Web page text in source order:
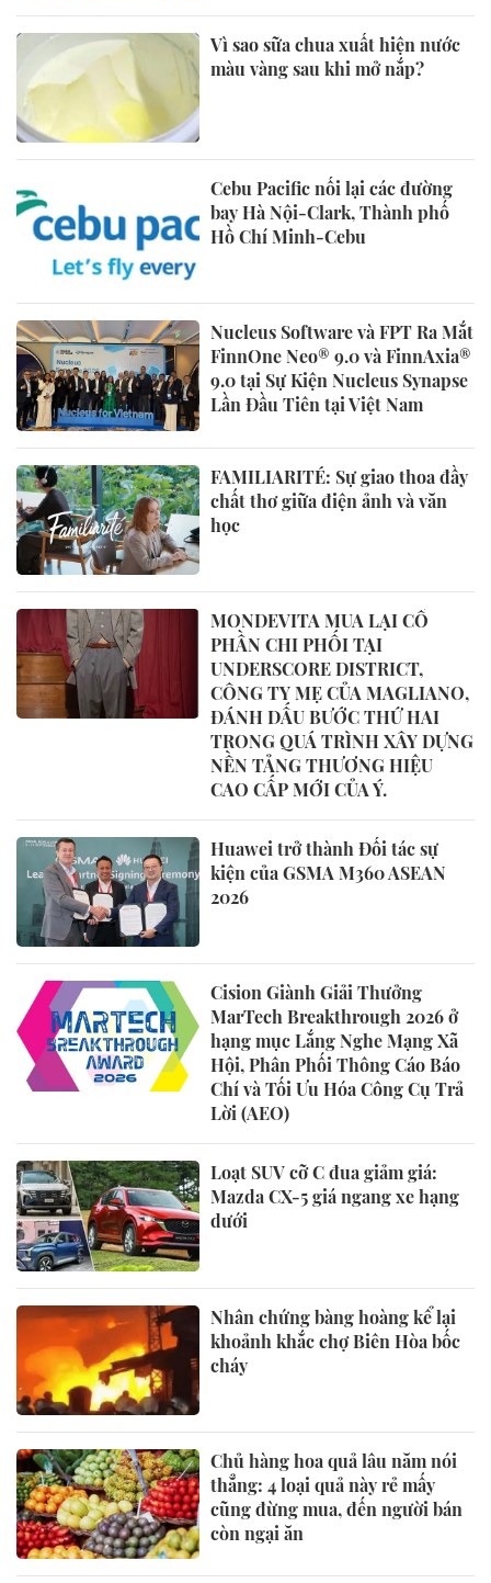
Vì sao sữa chua xuất hiện nước
màu vàng sau khi mở nắp?
Cebu Pacific nối lại các đường
bay Hà Nội-Clark, Thành phố
Hồ Chí Minh-Cebu
Nucleus Software và FPT Ra Mắt
FinnOne Neo® 9.0 và FinnAxia®
9.0 tại Sự Kiện Nucleus Synapse
Lần Đầu Tiên tại Việt Nam
FAMILIARITÉ: Sự giao thoa đầy
chất thơ giữa điện ảnh và văn
học
MONDEVITA MUA LẠI CỔ
PHẦN CHI PHỐI TẠI
UNDERSCORE DISTRICT,
CÔNG TY MẸ CỦA MAGLIANO,
ĐÁNH DẤU BƯỚC THỨ HAI
TRONG QUÁ TRÌNH XÂY DỰNG
NỀN TẢNG THƯƠNG HIỆU
CAO CẤP MỚI CỦA Ý.
Huawei trở thành Đối tác sự
kiện của GSMA M360 ASEAN
2026
Cision Giành Giải Thưởng
MarTech Breakthrough 2026 ở
hạng mục Lắng Nghe Mạng Xã
Hội, Phân Phối Thông Cáo Báo
Chí và Tối Ưu Hóa Công Cụ Trả
Lời (AEO)
Loạt SUV cỡ C đua giảm giá:
Mazda CX-5 giá ngang xe hạng
dưới
Nhân chứng bàng hoàng kể lại
khoảnh khắc chợ Biên Hòa bốc
cháy
Chủ hàng hoa quả lâu năm nói
thẳng: 4 loại quả này rẻ mấy
cũng đừng mua, đến người bán
còn ngại ăn